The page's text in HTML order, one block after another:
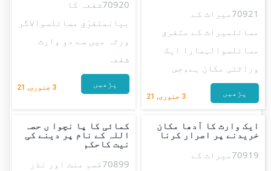
3 جنوری, 21
70921میراث کے
مسائلمیراث کے متفرق
مسائلسوالہمارا ایک
وراثتی مکان ہے،جس
پڑھیں
3 جنوری, 21
70920شفعہ کا
بیانمتفرّق مسائلسوالاگر
ورثہ میں سے دو وارث
شفعہ
پڑھیں
ایک وارث کا آدھا مکان
خریدنے پر اصرار کرنا
70919میراث کے
کمائی کا پا نچوا ں حصہ
اللہ کے نام پر دینے کی
نیت کاحکم
70899قسم منت اور نذر